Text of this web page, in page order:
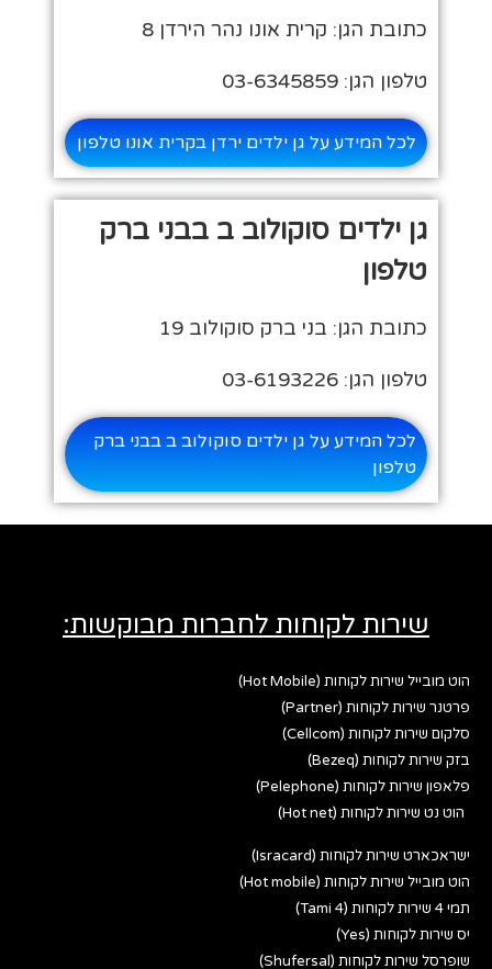
כתובת הגן: קרית אונו נהר הירדן 8
טלפון הגן: 03-6345859
לכל המידע על גן ילדים ירדן בקרית אונו טלפון
גן ילדים סוקולוב ב בבני ברק
טלפון
כתובת הגן: בני ברק סוקולוב 19
טלפון הגן: 03-6193226
לכל המידע על גן ילדים סוקולוב ב בבני ברק
טלפון
שירות לקוחות לחברות מבוקשות:
הוט מובייל שירות לקוחות (Hot Mobile)
פרטנר שירות לקוחות (Partner)
סלקום שירות לקוחות (Cellcom)
בזק שירות לקוחות (Bezeq)
פלאפון שירות לקוחות (Pelephone)
הוט נט שירות לקוחות (Hot net)
ישראכארט שירות לקוחות (Isracard)
הוט מובייל שירות לקוחות (Hot mobile)
תמי 4 שירות לקוחות (Tami 4)
יס שירות לקוחות (Yes)
שופרסל שירות לקוחות (Shufersal)